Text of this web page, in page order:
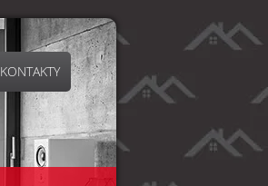
KONTAKTY